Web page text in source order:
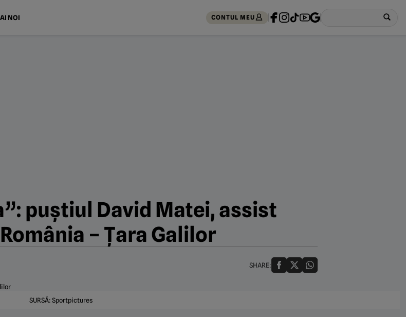
NOI CONTUL MEU
puștiul David Matei, assist
– Țara Galilor
SHARE:
SURSĂ: Sportpictures